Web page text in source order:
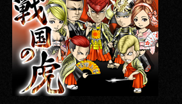
2017
2016
2015
2014